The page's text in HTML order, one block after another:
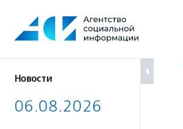
содержанию
Новости
06.08.2026